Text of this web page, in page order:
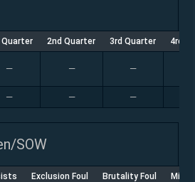
2nd Quarter 3rd Quarter 4rd
— — —
— — —
SOW
Exclusion Foul Brutality Foul